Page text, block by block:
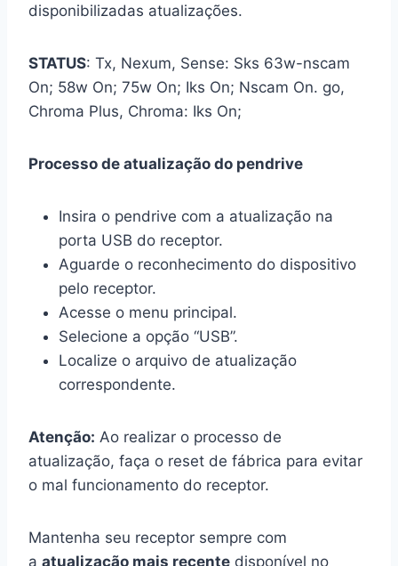
disponibilizadas atualizações.
STATUS: Tx, Nexum, Sense: Sks 63w-nscam
On; 58w On; 75w On; Iks On; Nscam On. go,
Chroma Plus, Chroma: Iks On;
Processo de atualização do pendrive
Insira o pendrive com a atualização na
porta USB do receptor.
Aguarde o reconhecimento do dispositivo
pelo receptor.
Acesse o menu principal.
Selecione a opção “USB”.
Localize o arquivo de atualização
correspondente.
Atenção: Ao realizar o processo de
atualização, faça o reset de fábrica para evitar
o mal funcionamento do receptor.
Mantenha seu receptor sempre com
a atualização mais recente disponível no